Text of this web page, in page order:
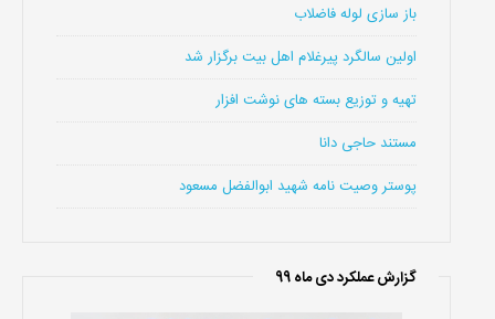
باز سازی لوله فاضلاب
اولین سالگرد پیرغلام اهل بیت برگزار شد
تهیه و توزیع بسته های نوشت افزار
مستند حاجی دانا
پوستر وصیت نامه شهید ابوالفضل مسعود
گزارش عملکرد دی ماه 99